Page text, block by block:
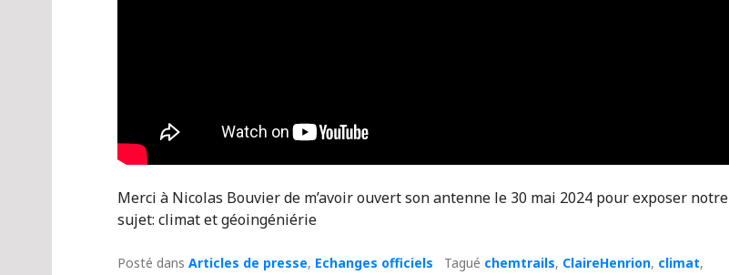
Merci à Nicolas Bouvier de m’avoir ouvert son antenne le 30 mai 2024 pour exposer notre
sujet: climat et géoingéniérie
Posté dans Articles de presse, Echanges officiels Tagué chemtrails, ClaireHenrion, climat,